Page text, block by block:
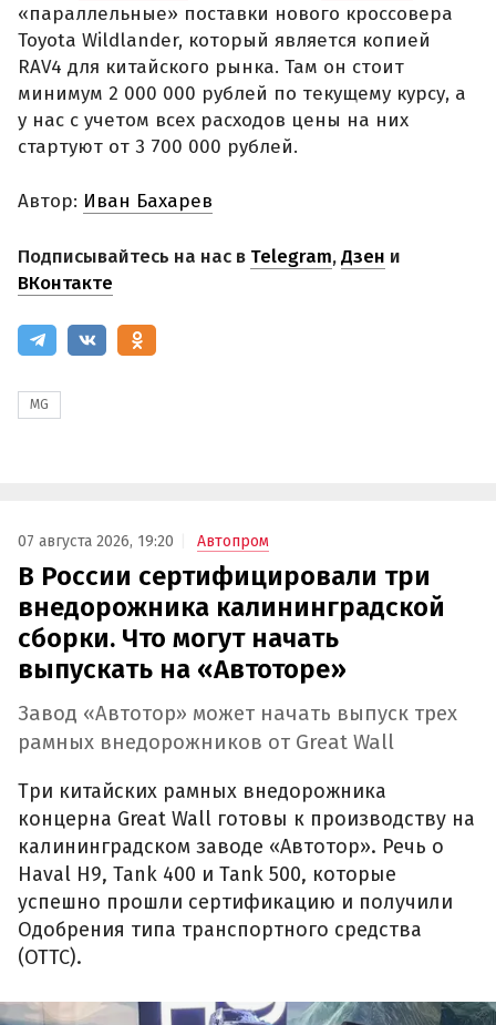
«параллельные» поставки нового кроссовера
Toyota Wildlander, который является копией
RAV4 для китайского рынка. Там он стоит
минимум 2 000 000 рублей по текущему курсу, а
у нас с учетом всех расходов цены на них
стартуют от 3 700 000 рублей.
Автор: Иван Бахарев
Подписывайтесь на нас в Telegram,Дзен и
ВКонтакте
MG
07 августа 2026, 19:20 Автопром
В России сертифицировали три
внедорожника калининградской
сборки. Что могут начать
выпускать на «Автоторе»
Завод «Автотор» может начать выпуск трех
рамных внедорожников от Great Wall
Три китайских рамных внедорожника
концерна Great Wall готовы к производству на
калининградском заводе «Автотор». Речь о
Haval H9, Tank 400 и Tank 500, которые
успешно прошли сертификацию и получили
Одобрения типа транспортного средства
(ОТТС).